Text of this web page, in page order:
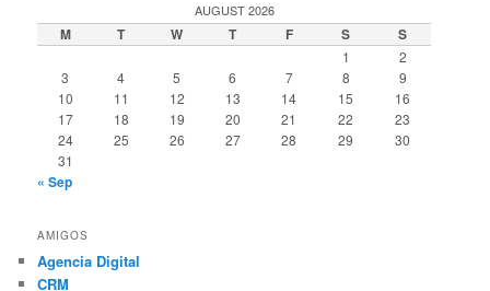
AUGUST 2026
M T W T F S S
1
2
3
4 5 6 7 8
9
10
11 12 13 14 15
16
17
18 19 20 21 22
23
24
25 26 27 28 29
30
31
« Sep
AMIGOS
Agencia Digital
CRM